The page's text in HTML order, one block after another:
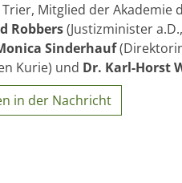
Mitglied der Akademie
Robbers(Justizminister
Sinderhauf
Kurie) und Dr. Karl-Horst
in der Nachricht